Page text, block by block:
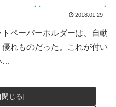
2018.01.29
ペーパーホルダーは、自動
れものだった。これが付い
…